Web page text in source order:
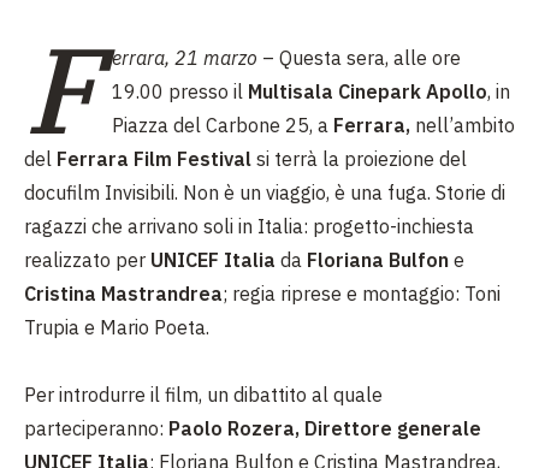
F errara, 21 marzo – Questa sera, alle ore
19.00 presso il Multisala Cinepark Apollo, in
Piazza del Carbone 25, a Ferrara, nell’ambito
del Ferrara Film Festival si terrà la proiezione del
docufilm Invisibili. Non è un viaggio, è una fuga. Storie di
ragazzi che arrivano soli in Italia: progetto-inchiesta
realizzato per UNICEF Italia da Floriana Bulfon e
Cristina Mastrandrea; regia riprese e montaggio: Toni
Trupia e Mario Poeta.
Per introdurre il film, un dibattito al quale
parteciperanno: Paolo Rozera, Direttore generale
UNICEF Italia; Floriana Bulfon e Cristina Mastrandrea,